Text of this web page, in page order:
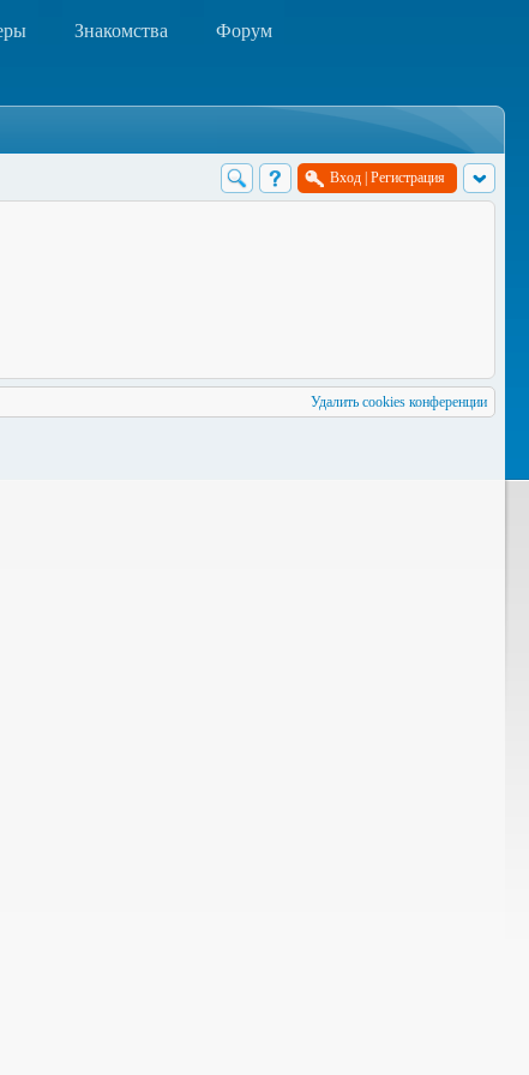
Знакомства Форум
Вход Регистрация
Удалить cookies конференции